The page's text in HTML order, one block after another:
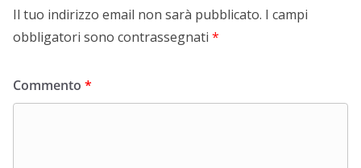
Il tuo indirizzo email non sarà pubblicato. I campi
obbligatori sono contrassegnati *
Commento *